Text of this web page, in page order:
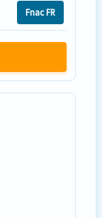
Fnac FR